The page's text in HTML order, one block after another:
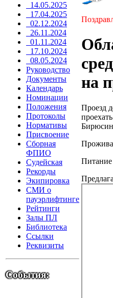
14.05.2025
17.04.2025
02.12.2024
26.11.2024
01.11.2024
17.10.2024
08.05.2024
Руководство
Документы
Календарь
Номинации
Положения
Протоколы
Нормативы
Присвоение
Сборная
ФПИО
Судейская
Рекорды
Экипировка
СМИ о
пауэрлифтинге
Рейтинги
Залы ПЛ
Библиотека
Ссылки
Реквизиты
События:
на
Проезд
Питание